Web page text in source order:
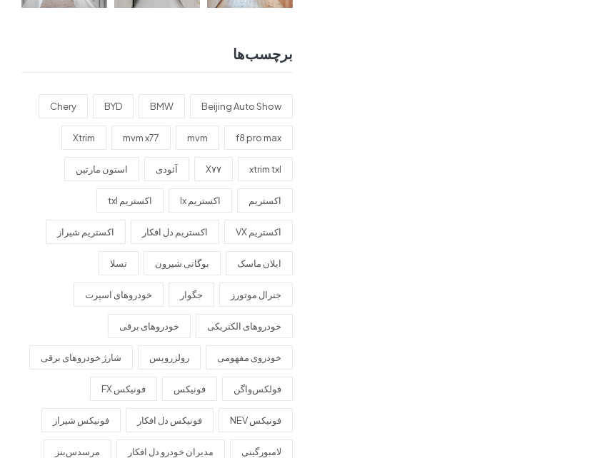
برچسب‌ها
Beijing Auto Show
BMW
BYD
Chery
f8 pro max
mvm
mvm x77
Xtrim
xtrim txl X۷۷ آئودی استون مارتین
اکستریم اکستریم lx اکستریم txl
اکستریم VX اکستریم دل افکار اکستریم شیراز
ایلان ماسک بوگاتی شیرون تسلا
جنرال موتورز جگوار خودروهای اسپرت
خودروهای الکتریکی خودروهای برقی
خودروی مفهومی رولزرویس شارژ خودروهای برقی
فولکس‌واگن فونیکس فونیکس FX
فونیکس NEV فونیکس دل افکار فونیکس شیراز
لامبورگینی مدیران خودرو دل افکار مرسدس‌بنز